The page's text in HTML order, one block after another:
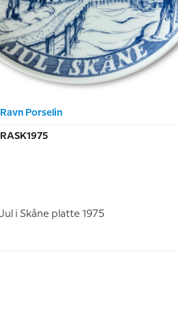
Ravn Porselin
RASK1975
i Skåne platte 1975